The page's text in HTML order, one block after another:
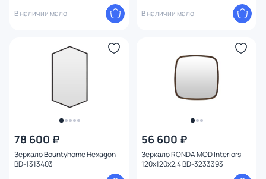
В наличии мало
В наличии мало
78 600 ₽
Зеркало Bountyhome Hexagon
BD-1313403
56 600 ₽
Зеркало RONDA MOD Interiors
120х120х2,4 BD-3233393